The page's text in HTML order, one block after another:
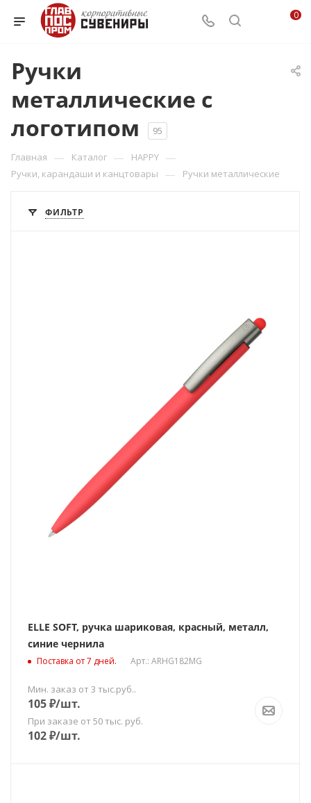
0
Ручки
металлические с
логотипом
95
Главная — Каталог — HAPPY —
Ручки, карандаши и канцтовары — Ручки металлические
ФИЛЬТР
ELLE SOFT, ручка шариковая, красный, металл,
синие чернила
Поставка от 7 дней. Арт.: ARHG182MG
Мин. заказ от 3 тыс.руб..
105₽/шт.
При заказе от 50 тыс. руб.
102₽/шт.